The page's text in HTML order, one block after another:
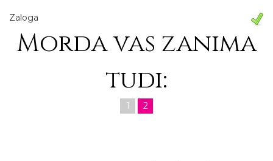
Zaloga
Morda vas zanima
tudi:
1 2